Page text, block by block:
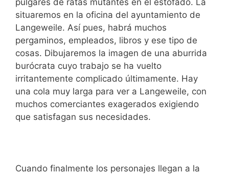
situaremos en la oficina del ayuntamiento de
Langeweile. Así pues, habrá muchos
pergaminos, empleados, libros y ese tipo de
cosas. Dibujaremos la imagen de una aburrida
burócrata cuyo trabajo se ha vuelto
irritantemente complicado últimamente. Hay
una cola muy larga para ver a Langeweile, con
muchos comerciantes exagerados exigiendo
que satisfagan sus necesidades.
Cuando finalmente los personajes llegan a la